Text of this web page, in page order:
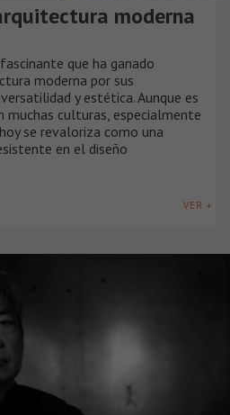
moderna
que ha ganado
moderna por sus
y estética. Aunque es
culturas, especialmente
se revaloriza como una
en el diseño
VER +